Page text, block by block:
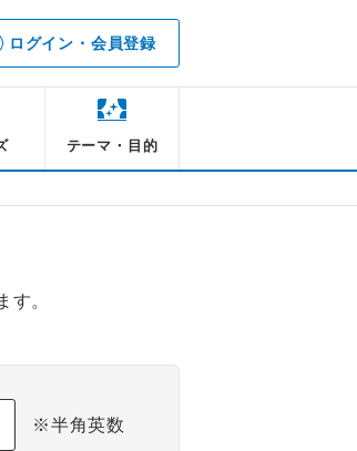
ログイン・会員登録
テーマ・目的
す。
※半角英数